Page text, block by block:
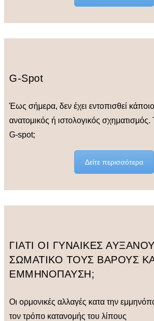
G-Spot
Έως σήμερα, δεν έχει εντοπισθεί
ανατομικός ή ιστολογικός σχηματισμός.
G-spot;
Δείτε περισσότερα
ΓΙΑΤΙ ΟΙ ΓΥΝΑΙΚΕΣ
ΣΩΜΑΤΙΚΟ ΤΟΥΣ ΒΑΡΟΥΣ
ΕΜΜΗΝΟΠΑΥΣΗ;
Οι ορμονικές αλλαγές κατα την
τον τρόπο κατανομής του λίπους